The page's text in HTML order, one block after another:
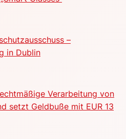
–
in Dublin
Verarbeitung von
setzt Geldbuße mit EUR 13